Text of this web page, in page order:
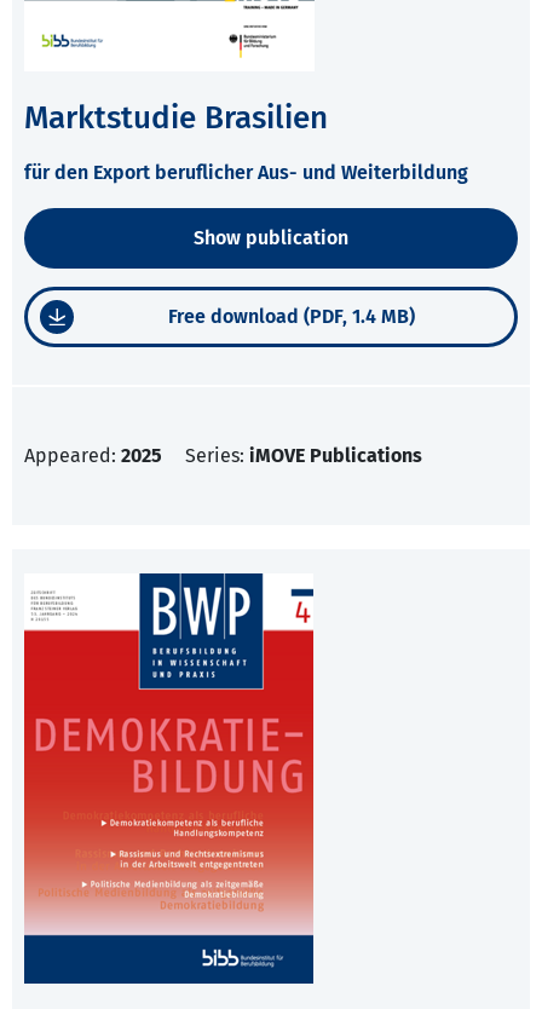
Marktstudie Brasilien
für den Export beruflicher Aus- und Weiterbildung
Show publication
Free download (PDF, 1.4 MB)
Appeared: 2025 Series: iMOVE Publications